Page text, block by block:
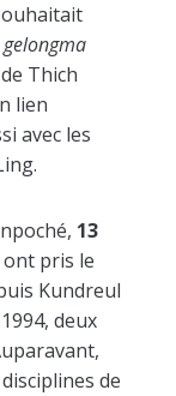
gelongma
Thich
lien
avec les
13
pris le
Kundreul
deux
de